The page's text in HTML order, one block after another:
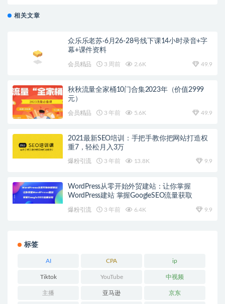
相关文章
众乐乐老苏·6月26-28号线下课14小时录音+字
幕+课件资料
会员精品 3 周前 2.6K 49.9
秋秋流量全家桶10门合集2023年（价值2999
元）
会员精品 3 年前 5.6K 49.9
2021最新SEO培训：手把手教你把网站打造权
重7，轻松月入3万
爆粉引流 3 年前 13.8K 9.9
WordPress从零开始外贸建站：让你掌握
WordPress建站 掌握GoogleSEO流量获取
爆粉引流 3 年前 6.4K 9.9
标签
AI CPA ip
Tiktok YouTube 中视频
主播 亚马逊 京东